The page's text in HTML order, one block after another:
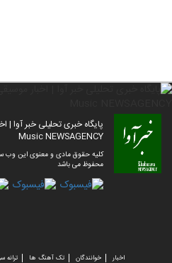
Music NEWSAGENCY
کلیه حقوق مادی و معنوی این وب
محفوظ می باشد
اخبار خوانندگان تک آهنگ ها ترانه